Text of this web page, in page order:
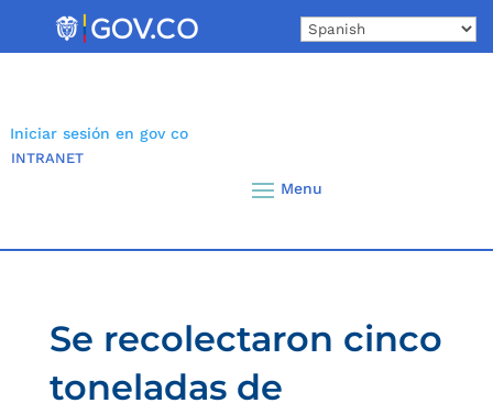
Iniciar sesión en gov co
INTRANET
Se recolectaron cinco
toneladas de